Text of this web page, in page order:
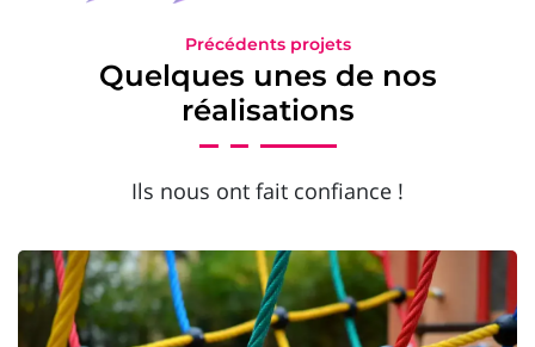
Précédents projets
Quelques unes de nos
réalisations
Ils nous ont fait confiance !